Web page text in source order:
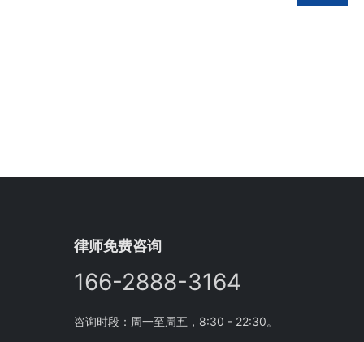
律师免费咨询
166-2888-3164
咨询时段：周一至周五，8:30 - 22:30。